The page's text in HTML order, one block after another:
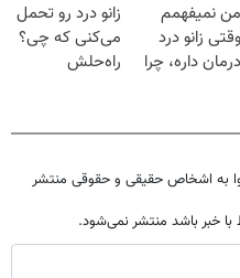
خانگی
من نمیفهمم
وقتی زانو درد
درمان داره، چرا
زانو درد رو تحمل
می‌کنی که چی؟
راه‌حلش
به اشخاص حقیقی و حقوقی منتشر
با خبر باشد منتشر نمی‌شود.